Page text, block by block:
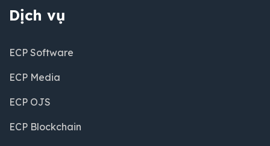
Dịch vụ
ECP Software
ECP Media
ECP OJS
ECP Blockchain